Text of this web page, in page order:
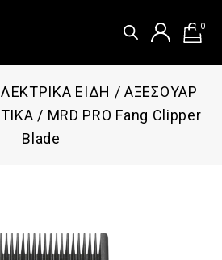
0
ΕΙΔΗ / ΑΞΕΣΟΥΑΡ
/ MRD PRO Fang Clipper
Blade